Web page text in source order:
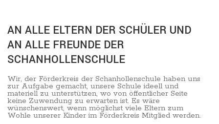
AN ALLE ELTERN DER SCHÜLER UND
AN ALLE FREUNDE DER
SCHANHOLLENSCHULE
Wir, der Förderkreis der Schanhollenschule haben uns
zur Aufgabe gemacht, unsere Schule ideell und
materiell zu unterstützen, wo von öffentlicher Seite
keine Zuwendung zu erwarten ist. Es wäre
wünschenswert, wenn möglichst viele Eltern zum
Wohle unserer Kinder im Förderkreis Mitglied werden.